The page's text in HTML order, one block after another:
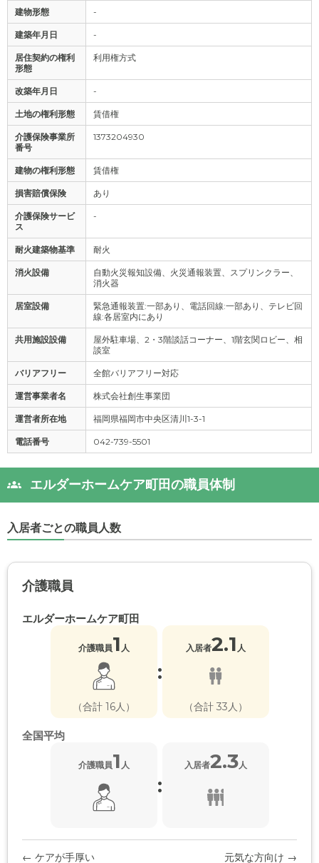
建物形態 -
建築年月日 -
居住契約の権利
形態
利用権方式
改築年月日 -
土地の権利形態 賃借権
介護保険事業所
番号
1373204930
建物の権利形態 賃借権
損害賠償保険 あり
介護保険サービ
ス
-
耐火建築物基準 耐火
消火設備
自動火災報知設備、火災通報装置、スプリンクラー、
消火器
居室設備
緊急通報装置:一部あり、電話回線:一部あり、テレビ回
線:各居室内にあり
共用施設設備
屋外駐車場、2・3階談話コーナー、1階玄関ロビー、相
談室
バリアフリー 全館バリアフリー対応
運営事業者名 株式会社創生事業団
運営者所在地 福岡県福岡市中央区清川1-3-1
電話番号 042-739-5501
エルダーホームケア町田の職員体制
入居者ごとの職員人数
介護職員
エルダーホームケア町田
介護職員1 人
（合計 16人）
:
入居者2.1 人
（合計 33人）
全国平均
介護職員1 人
:
入居者2.3人
← ケアが手厚い 元気な方向け →